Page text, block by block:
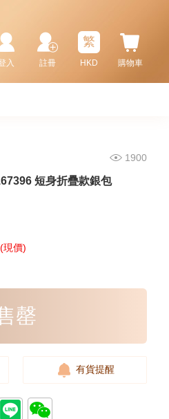
購物車
繁
HKD
註冊
入
1900
短身折疊款銀包
(現價)
罄
有貨提醒
0001 精鋼
曆 黑水鬼